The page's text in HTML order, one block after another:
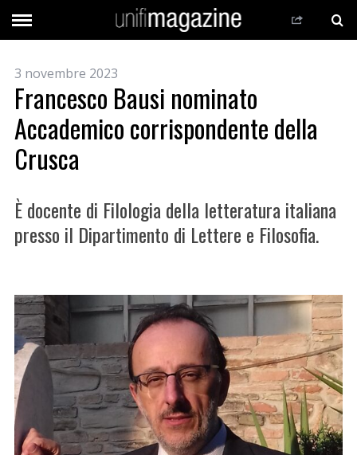
3 novembre 2023
Francesco Bausi nominato
Accademico corrispondente della
Crusca
È docente di Filologia della letteratura italiana
presso il Dipartimento di Lettere e Filosofia.